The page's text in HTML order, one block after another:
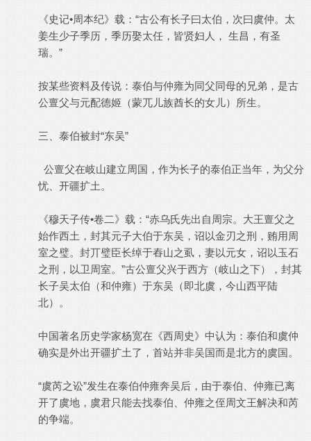
《史记•周本纪》载：“古公有长子曰太伯，次曰虞仲。太
姜生少子季历，季历娶太任，皆贤妇人， 生昌，有圣
瑞。”
按某些资料及传说：泰伯与仲雍为同父同母的兄弟，是古
公亶父与元配德姬（蒙兀儿族酋长的女儿）所生。
三、泰伯被封“东吴”
公亶父在岐山建立周国，作为长子的泰伯正当年，为父分
忧、开疆扩土。
《穆天子传•卷二》载：“赤乌氏先出自周宗。大王亶父之
始作西土，封其元子大伯于东吴，诏以金刃之刑，贿用周
室之璧。封丌璧臣长绰于舂山之虱，妻以元女，诏以玉石
之刑，以卫周室。”古公亶父兴于西方（岐山之下），封其
长子吴太伯（和仲雍）于东吴（即北虞，今山西平陆
北）。
中国著名历史学家杨宽在《西周史》中认为：泰伯和虞仲
确实是外出开疆扩土了，首站并非吴国而是北方的虞国。
“虞芮之讼”发生在泰伯仲雍奔吴后，由于泰伯、仲雍已离
开了虞地，虞君只能去找泰伯、仲雍之侄周文王解决和芮
的争端。